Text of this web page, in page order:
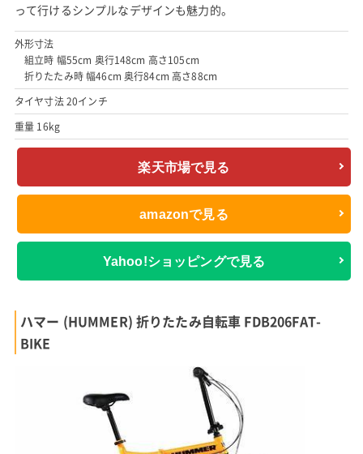
って行けるシンプルなデザインも魅力的。
外形寸法
組立時 幅55cm 奥行148cm 高さ105cm
折りたたみ時 幅46cm 奥行84cm 高さ88cm
タイヤ寸法 20インチ
重量 16kg
楽天市場で見る
amazonで見る
Yahoo!ショッピングで見る
ハマー (HUMMER) 折りたたみ自転車 FDB206FAT-
BIKE